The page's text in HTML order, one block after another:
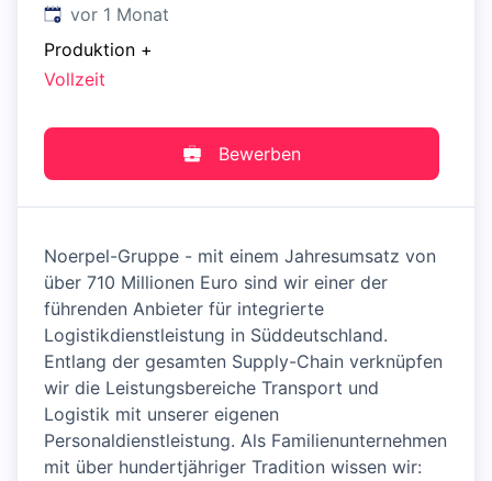
Veröffentlicht:
vor 1 Monat
Produktion +
Vollzeit
Bewerben
Noerpel-Gruppe - mit einem Jahresumsatz von
über 710 Millionen Euro sind wir einer der
führenden Anbieter für integrierte
Logistikdienstleistung in Süddeutschland.
Entlang der gesamten Supply-Chain verknüpfen
wir die Leistungsbereiche Transport und
Logistik mit unserer eigenen
Personaldienstleistung. Als Familienunternehmen
mit über hundertjähriger Tradition wissen wir: